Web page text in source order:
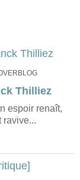
Thilliez
espoir renaît,
ravive...